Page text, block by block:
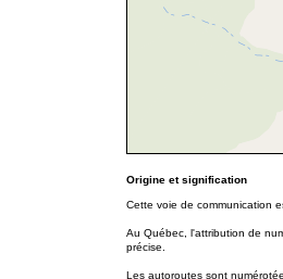
Origine et signification
Cette voie de communication
Au Québec, l'attribution de
précise.
Les autoroutes sont